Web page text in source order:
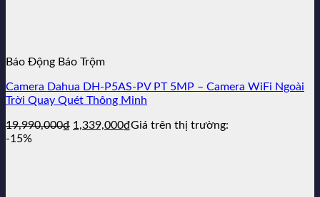
Báo Động Báo Trộm
Camera Dahua DH-P5AS-PV PT 5MP – Camera WiFi Ngoài
Trời Quay Quét Thông Minh
19,990,000₫ Giá
1,339,000₫Giá
Giá trên thị trường:
-15%